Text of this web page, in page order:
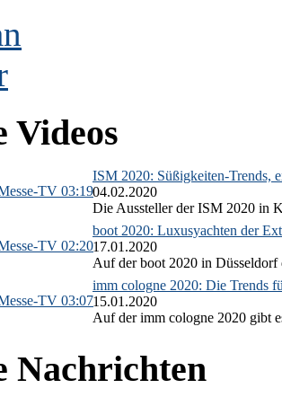
Videos
03:19
ISM 2020: Süßigkeiten-Trends,
04.02.2020
Die Aussteller der ISM 2020 in
02:20
boot 2020: Luxusyachten der
17.01.2020
Auf der boot 2020 in Düsseldorf
03:07
imm cologne 2020: Die Trends
15.01.2020
Auf der imm cologne 2020 gibt
Nachrichten